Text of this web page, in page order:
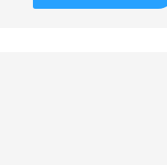
有额外的返